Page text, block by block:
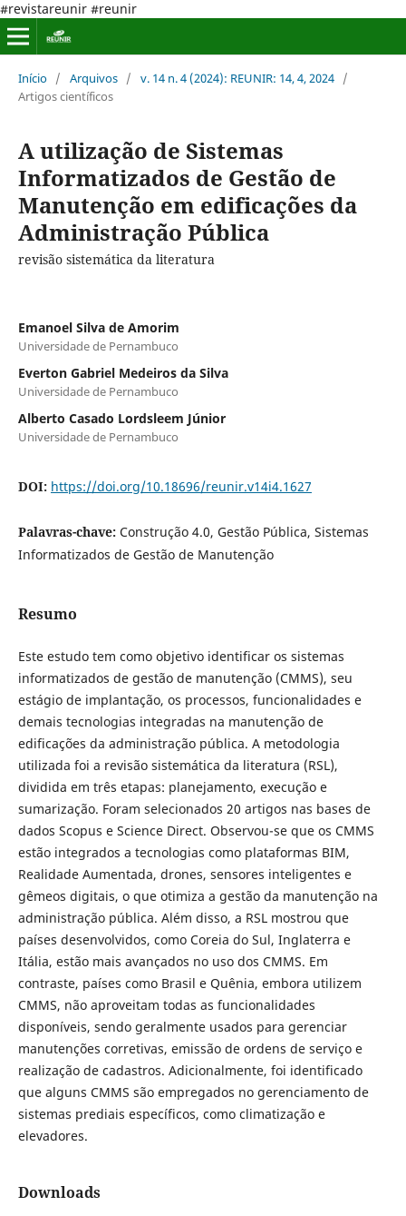
#revistareunir #reunir
Início / Arquivos / v. 14 n. 4 (2024): REUNIR: 14, 4, 2024 /
Artigos científicos
A utilização de Sistemas
Informatizados de Gestão de
Manutenção em edificações da
Administração Pública
revisão sistemática da literatura
Emanoel Silva de Amorim
Universidade de Pernambuco
Everton Gabriel Medeiros da Silva
Universidade de Pernambuco
Alberto Casado Lordsleem Júnior
Universidade de Pernambuco
DOI: https://doi.org/10.18696/reunir.v14i4.1627
Palavras-chave: Construção 4.0, Gestão Pública, Sistemas
Informatizados de Gestão de Manutenção
Resumo
Este estudo tem como objetivo identificar os sistemas
informatizados de gestão de manutenção (CMMS), seu
estágio de implantação, os processos, funcionalidades e
demais tecnologias integradas na manutenção de
edificações da administração pública. A metodologia
utilizada foi a revisão sistemática da literatura (RSL),
dividida em três etapas: planejamento, execução e
sumarização. Foram selecionados 20 artigos nas bases de
dados Scopus e Science Direct. Observou-se que os CMMS
estão integrados a tecnologias como plataformas BIM,
Realidade Aumentada, drones, sensores inteligentes e
gêmeos digitais, o que otimiza a gestão da manutenção na
administração pública. Além disso, a RSL mostrou que
países desenvolvidos, como Coreia do Sul, Inglaterra e
Itália, estão mais avançados no uso dos CMMS. Em
contraste, países como Brasil e Quênia, embora utilizem
CMMS, não aproveitam todas as funcionalidades
disponíveis, sendo geralmente usados para gerenciar
manutenções corretivas, emissão de ordens de serviço e
realização de cadastros. Adicionalmente, foi identificado
que alguns CMMS são empregados no gerenciamento de
sistemas prediais específicos, como climatização e
elevadores.
Downloads